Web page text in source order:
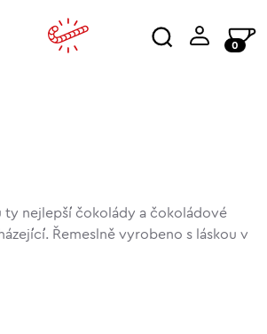
0
ty nejlepší čokolády a čokoládové
Řemeslně vyrobeno s láskou v